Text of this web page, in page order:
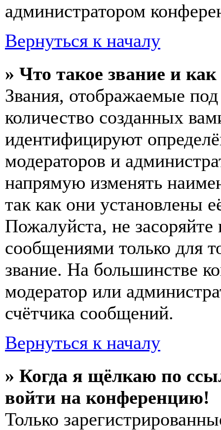
администратором
Вернуться к началу
» Что такое звание и
Звания, отображаемые
количество созданных
идентифицируют
модераторов и
напрямую изменять
так как они установлены
Пожалуйста, не
сообщениями только для
звание. На большинстве
модератор или
счётчика сообщений.
Вернуться к началу
» Когда я щёлкаю по
войти на конференцию!
Только